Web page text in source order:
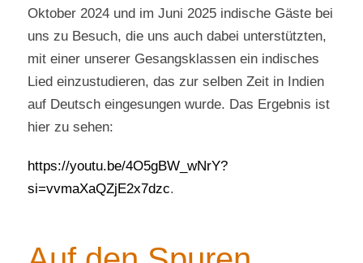
Oktober 2024 und im Juni 2025 indische Gäste bei
uns zu Besuch, die uns auch dabei unterstützten,
mit einer unserer Gesangsklassen ein indisches
Lied einzustudieren, das zur selben Zeit in Indien
auf Deutsch eingesungen wurde. Das Ergebnis ist
hier zu sehen:
https://youtu.be/4O5gBW_wNrY?
si=vvmaXaQZjE2x7dzc.